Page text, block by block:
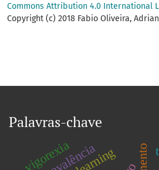
Commons Attribution 4.0 International
Copyright (c) 2018 Fabio Oliveira,
Palavras-chave
vigorexia